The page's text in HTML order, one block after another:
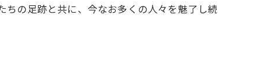
ちの足跡と共に、今なお多くの人々を魅了し続